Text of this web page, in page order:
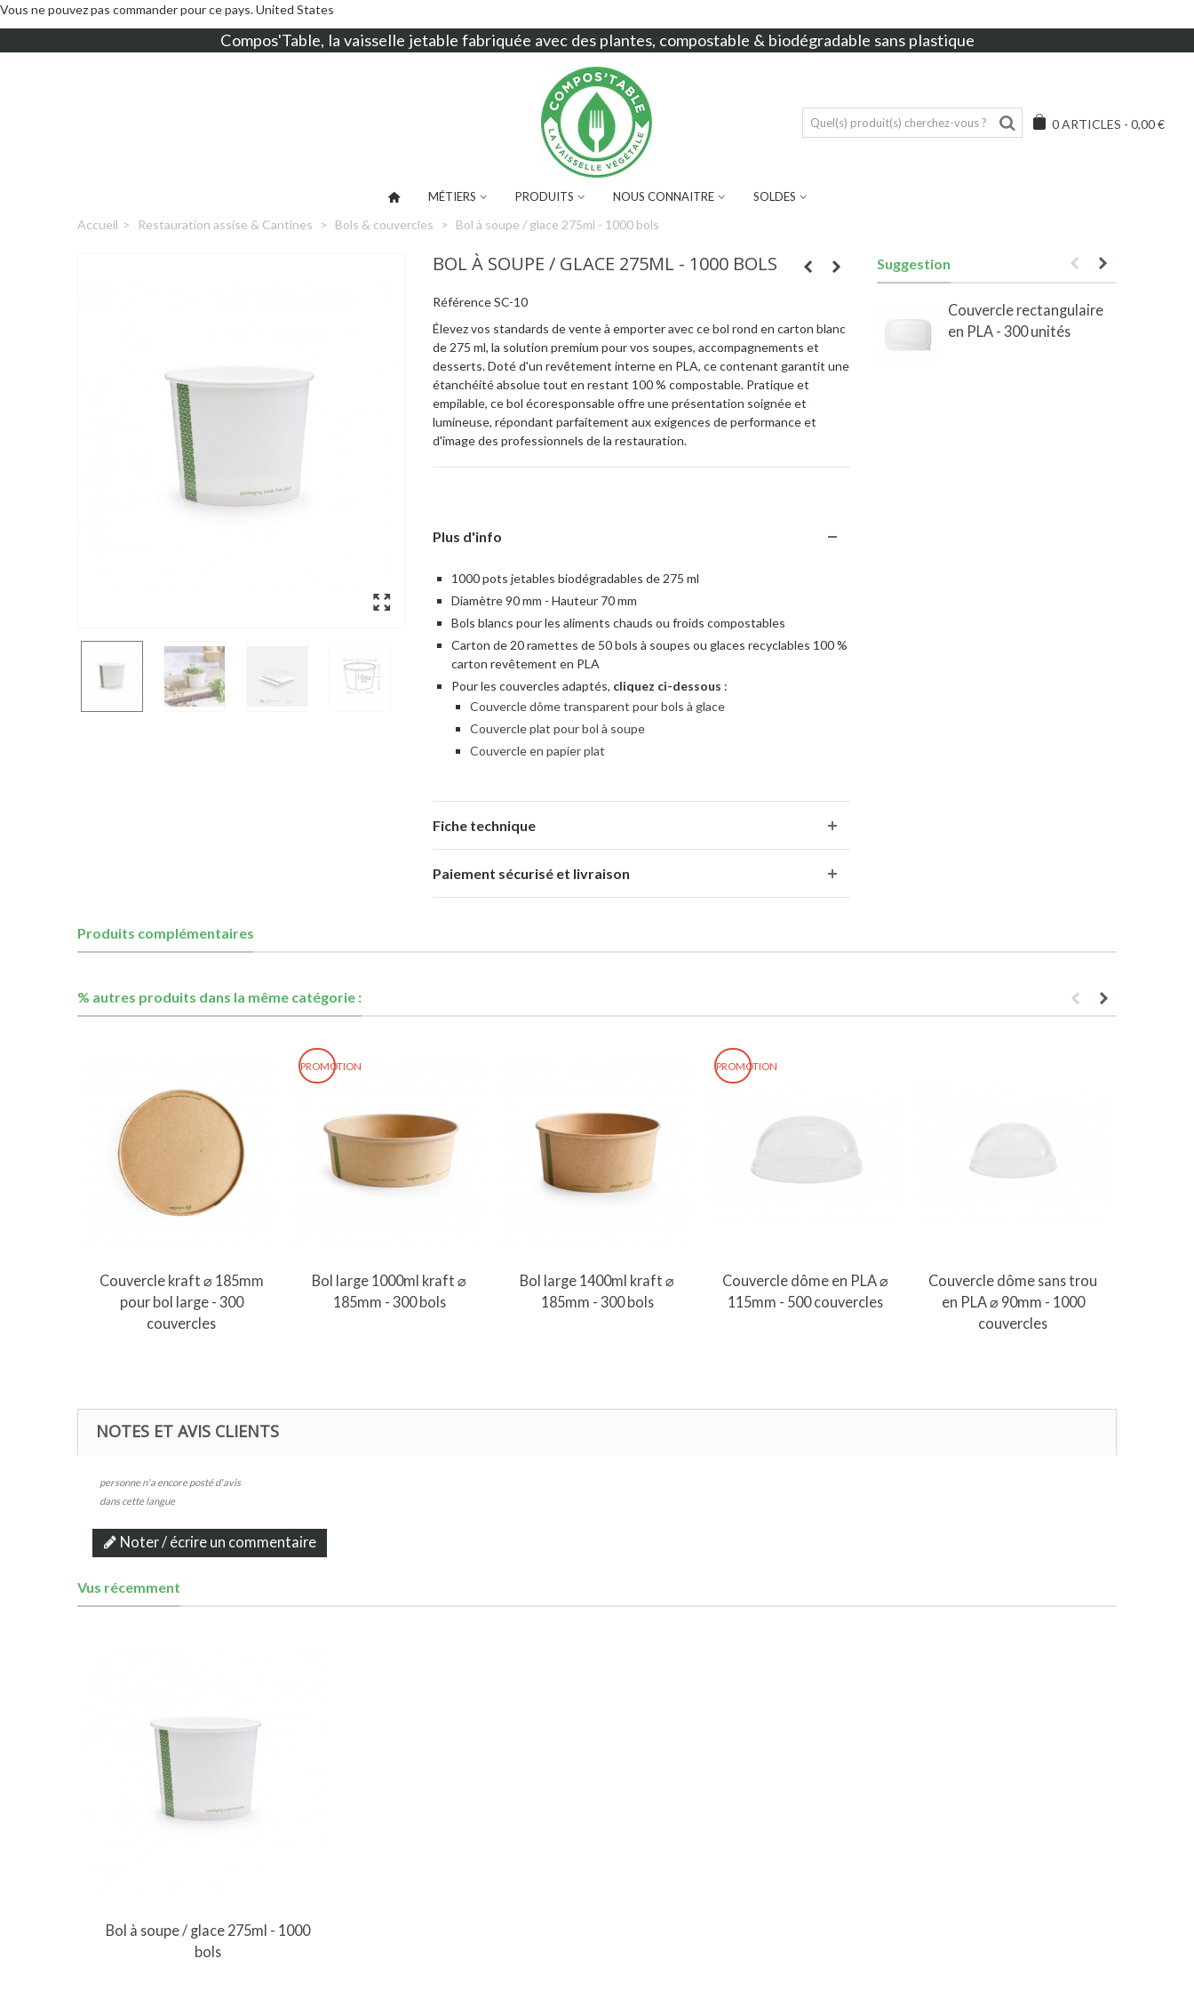
Vous ne pouvez pas commander pour ce pays.United States
Compos'Table, la vaisselle jetable fabriquée avec des plantes, compostable & biodégradable sans plastique
0ARTICLES - 0,00 €
MÉTIERS PRODUITS NOUS CONNAITRE SOLDES
Accueil > Restauration assise & Cantines > Bols & couvercles > Bol à soupe / glace 275ml - 1000 bols
BOL À SOUPE / GLACE 275ML - 1000 BOLS
RéférenceSC-10
Élevez vos standards de vente à emporter avec ce bol rond en carton blanc
de 275 ml, la solution premium pour vos soupes, accompagnements et
desserts. Doté d'un revêtement interne en PLA, ce contenant garantit une
étanchéité absolue tout en restant 100 % compostable. Pratique et
empilable, ce bol écoresponsable offre une présentation soignée et
lumineuse, répondant parfaitement aux exigences de performance et
d'image des professionnels de la restauration.
Plus d'info
1000 pots jetables biodégradables de 275 ml
Diamètre 90 mm - Hauteur 70 mm
Bols blancs pour les aliments chauds ou froids compostables
Carton de 20 ramettes de 50 bols à soupes ou glaces recyclables 100 %
carton revêtement en PLA
Pour les couvercles adaptés, cliquez ci-dessous :
Couvercle dôme transparent pour bols à glace
Couvercle plat pour bol à soupe
Couvercle en papier plat
Fiche technique
Paiement sécurisé et livraison
Suggestion
Couvercle rectangulaire
en PLA - 300 unités
Produits complémentaires
% autres produits dans la même catégorie :
Ajouter au panier
Couvercle kraft ⌀ 185mm
pour bol large - 300
couvercles
PROMOTION
Ajouter au panier
Bol large 1000ml kraft ⌀
185mm - 300 bols
Ajouter au panier
Bol large 1400ml kraft ⌀
185mm - 300 bols
PROMOTION
Ajouter au panier
Couvercle dôme en PLA ⌀
115mm - 500 couvercles
Ajouter au panier
Couvercle dôme sans trou
en PLA ⌀ 90mm - 1000
couvercles
NOTES ET AVIS CLIENTS
personne n'a encore posté d'avis
dans cette langue
Noter / écrire un commentaire
Vus récemment
Bol à soupe / glace 275ml - 1000
bols